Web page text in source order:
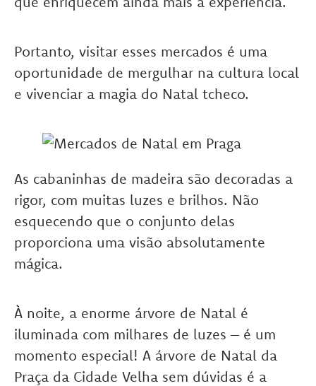
Portanto, visitar esses mercados é uma
oportunidade de mergulhar na cultura local
e vivenciar a magia do Natal tcheco.
As cabaninhas de madeira são decoradas a
rigor, com muitas luzes e brilhos. Não
esquecendo que o conjunto delas
proporciona uma visão absolutamente
mágica.
À noite, a enorme árvore de Natal é
iluminada com milhares de luzes – é um
momento especial! A árvore de Natal da
Praça da Cidade Velha sem dúvidas é a